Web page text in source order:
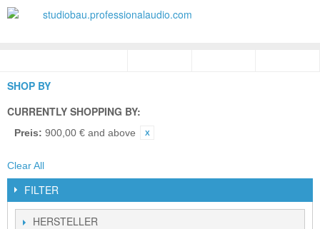
SHOP BY
CURRENTLY SHOPPING BY:
Preis: 900,00 € and above
Clear All
FILTER
HERSTELLER